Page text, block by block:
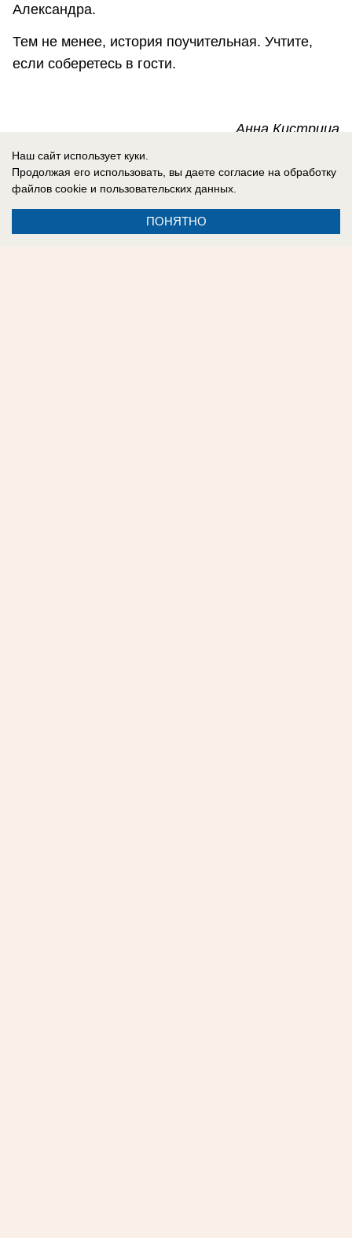
Александра.
Тем не менее, история поучительная. Учтите,
если соберетесь в гости.
Анна Кистрица
Наш сайт использует куки.
Продолжая его использовать, вы даете согласие на обработку
файлов cookie и пользовательских данных.
ПОНЯТНО